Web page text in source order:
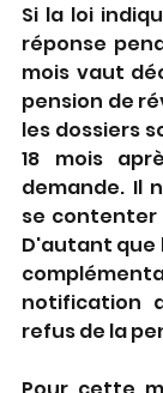
Si la loi
réponse
mois vaut
pension de
les dossiers
18 mois
demande. Il
se contenter
D'autant que
notification
refus de la